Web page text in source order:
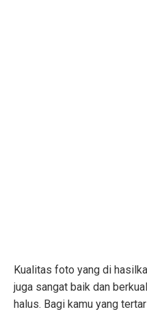
Kualitas foto yang di
juga sangat baik dan
halus. Bagi kamu yang